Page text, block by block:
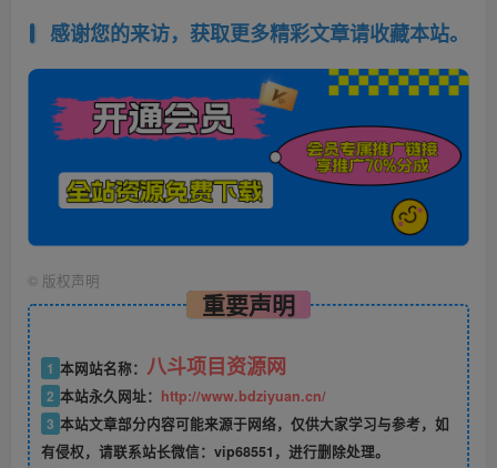
感谢您的来访，获取更多精彩文章请收藏本站。
© 版权声明
重要声明
1 本网站名称： 八斗项目资源网
2 本站永久网址： http://www.bdziyuan.cn/
3 本站文章部分内容可能来源于网络，仅供大家学习与参考，如
有侵权，请联系站长微信：vip68551，进行删除处理。